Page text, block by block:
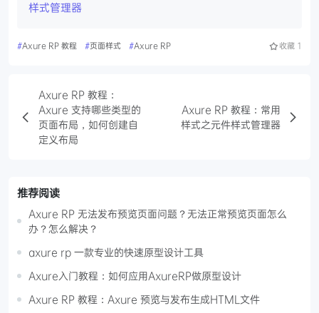
样式管理器
#Axure RP 教程 #页面样式 #Axure RP 收藏 1
Axure RP 教程：
Axure 支持哪些类型的
页面布局，如何创建自
定义布局
Axure RP 教程：常用
样式之元件样式管理器
推荐阅读
Axure RP 无法发布预览页面问题？无法正常预览页面怎么
办？怎么解决？
axure rp 一款专业的快速原型设计工具
Axure入门教程：如何应用AxureRP做原型设计
Axure RP 教程：Axure 预览与发布生成HTML文件